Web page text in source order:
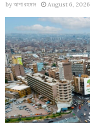
by আশা রহমান August 6, 2026